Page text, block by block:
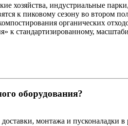
хозяйства, индустриальные
к пиковому сезону во втором
органических
к стандартизированному,
оборудования?
монтажа и пусконаладки